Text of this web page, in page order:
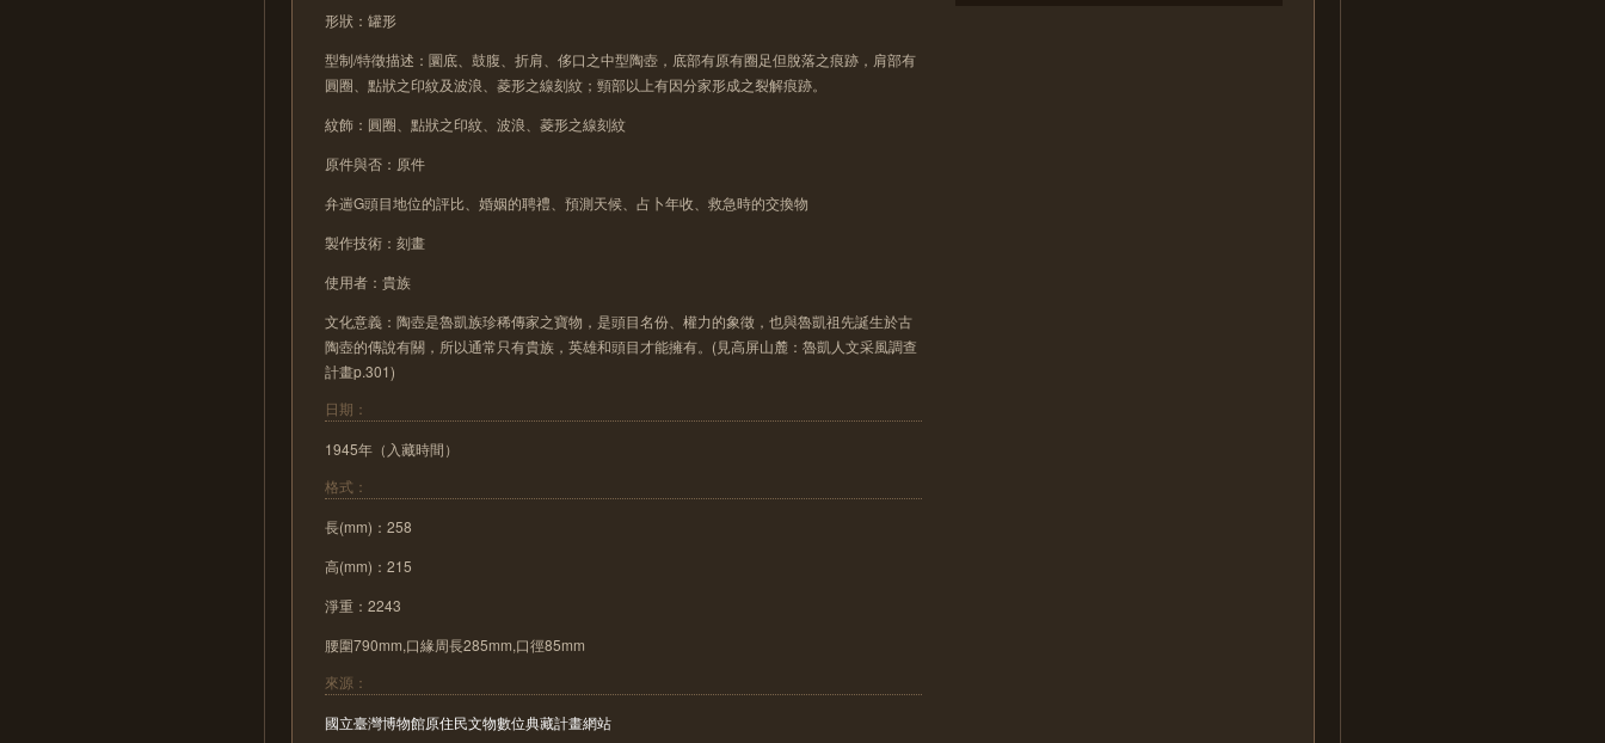
形狀：罐形
型制/特徵描述：圜底、鼓腹、折肩、侈口之中型陶壺，底部有原有圈足但脫落之痕跡，肩部有
圓圈、點狀之印紋及波浪、菱形之線刻紋；頸部以上有因分家形成之裂解痕跡。
紋飾：圓圈、點狀之印紋、波浪、菱形之線刻紋
原件與否：原件
弁遄G頭目地位的評比、婚姻的聘禮、預測天候、占卜年收、救急時的交換物
製作技術：刻畫
使用者：貴族
文化意義：陶壺是魯凱族珍稀傳家之寶物，是頭目名份、權力的象徵，也與魯凱祖先誕生於古
陶壺的傳說有關，所以通常只有貴族，英雄和頭目才能擁有。(見高屏山麓：魯凱人文采風調查
計畫p.301)
日期：
1945年（入藏時間）
格式：
長(mm)：258
高(mm)：215
淨重：2243
腰圍790mm,口緣周長285mm,口徑85mm
來源：
國立臺灣博物館原住民文物數位典藏計畫網站